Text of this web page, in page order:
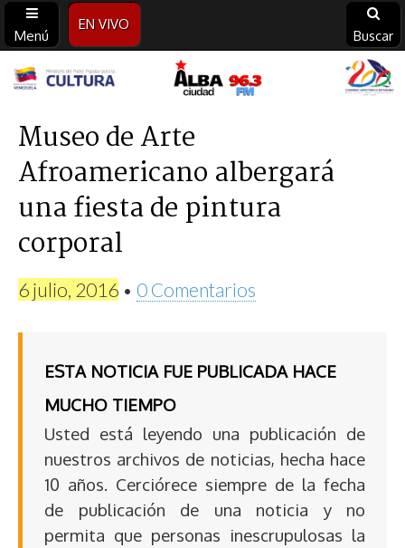
Menú
EN VIVO
Buscar
Alba
Ciudad
96.3
FM
Museo de Arte
Afroamericano albergará
una fiesta de pintura
corporal
6 julio, 2016 • 0 Comentarios
ESTA NOTICIA FUE PUBLICADA HACE
MUCHO TIEMPO
Usted está leyendo una publicación de
nuestros archivos de noticias, hecha hace
10 años. Cerciórece siempre de la fecha
de publicación de una noticia y no
permita que personas inescrupulosas la